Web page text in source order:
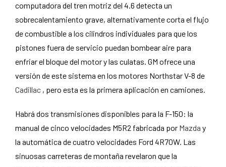
computadora del tren motriz del 4.6 detecta un
sobrecalentamiento grave, alternativamente corta el flujo
de combustible a los cilindros individuales para que los
pistones fuera de servicio puedan bombear aire para
enfriar el bloque del motor y las culatas. GM ofrece una
versión de este sistema en los motores Northstar V-8 de
Cadillac , pero esta es la primera aplicación en camiones.
Habrá dos transmisiones disponibles para la F-150: la
manual de cinco velocidades M5R2 fabricada por Mazda y
la automática de cuatro velocidades Ford 4R70W. Las
sinuosas carreteras de montaña revelaron que la